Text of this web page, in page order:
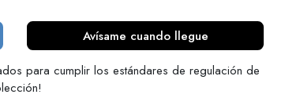
Avísame cuando llegue
para cumplir los estándares de regulación de